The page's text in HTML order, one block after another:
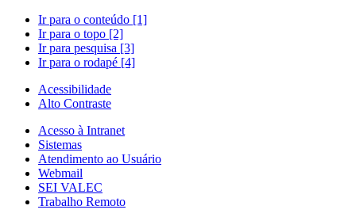
Ir para o conteúdo [1]
Ir para o topo [2]
Ir para pesquisa [3]
Ir para o rodapé [4]
Acessibilidade
Alto Contraste
Acesso à Intranet
Sistemas
Atendimento ao Usuário
Webmail
SEI VALEC
Trabalho Remoto